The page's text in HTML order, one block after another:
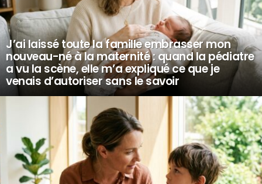
J’ai laissé toute la famille embrasser mon
nouveau-né à la maternité : quand la pédiatre
a vu la scène, elle m’a expliqué ce que je
venais d’autoriser sans le savoir